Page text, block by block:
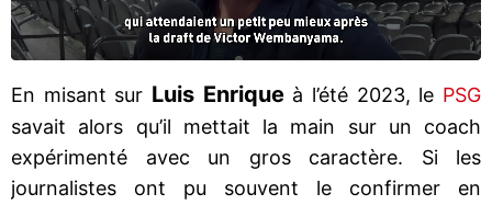
En misant sur Luis Enriqueà l’été 2023, le PSG
savait alors qu’il mettait la main sur un coach
expérimenté avec un gros caractère. Si les
journalistes ont pu souvent le confirmer en